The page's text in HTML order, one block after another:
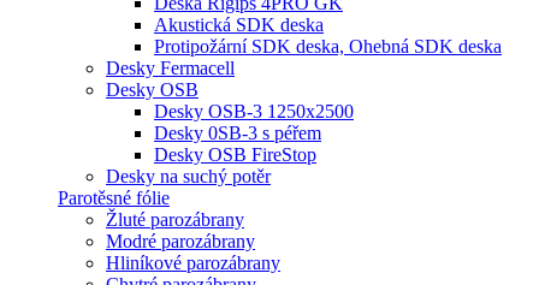
Akustická SDK deska
Protipožární SDK deska, Ohebná SDK deska
Desky Fermacell
Desky OSB
Desky OSB-3 1250x2500
Desky 0SB-3 s péřem
Desky OSB FireStop
Desky na suchý potěr
Parotěsné fólie
Žluté parozábrany
Modré parozábrany
Hliníkové parozábrany